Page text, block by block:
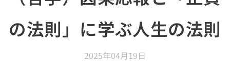
の法則」に学ぶ人生の法則
2025年04月19日